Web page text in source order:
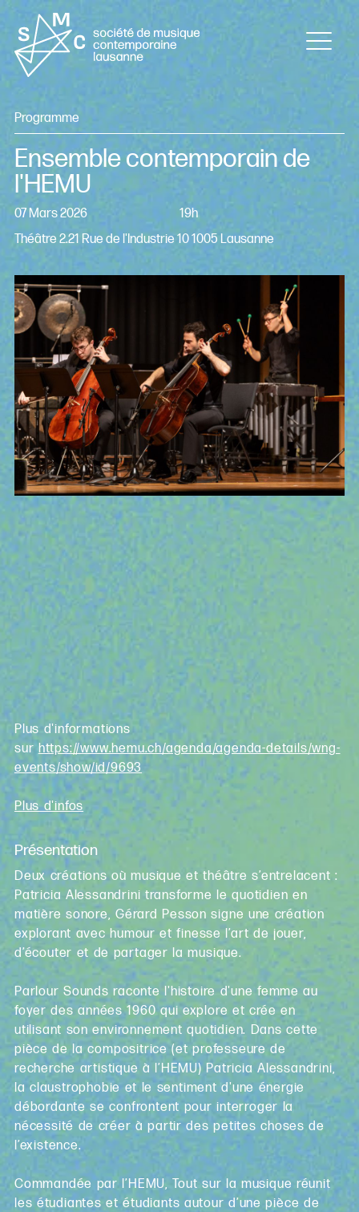
Programme
Ensemble contemporain de
l'HEMU
07 Mars 2026
19h
Théâtre 2.21 Rue de l'Industrie 10 1005 Lausanne
Plus d'informations
sur https://www.hemu.ch/agenda/agenda-details/wng-
events/show/id/9693
Plus d'infos
Présentation
Deux créations où musique et théâtre s’entrelacent :
Patricia Alessandrini transforme le quotidien en
matière sonore, Gérard Pesson signe une création
explorant avec humour et finesse l’art de jouer,
d’écouter et de partager la musique.
Parlour Sounds raconte l'histoire d'une femme au
foyer des années 1960 qui explore et crée en
utilisant son environnement quotidien. Dans cette
pièce de la compositrice (et professeure de
recherche artistique à l’HEMU) Patricia Alessandrini,
la claustrophobie et le sentiment d'une énergie
débordante se confrontent pour interroger la
nécessité de créer à partir des petites choses de
l’existence.
Commandée par l’HEMU, Tout sur la musique réunit
les étudiantes et étudiants autour d’une pièce de